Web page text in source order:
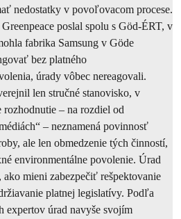
nedostatky v povoľovacom procese.
poslal spolu s Göd-ÉRT, v
fabrika Samsung v Göde
bez platného
úrady vôbec nereagovali.
len stručné stanovisko, v
– na rozdiel od
– neznamená povinnosť
ale len obmedzenie tých činností,
environmentálne povolenie. Úrad
mieni zabezpečiť rešpektovanie
platnej legislatívy. Podľa
expertov úrad navyše svojím